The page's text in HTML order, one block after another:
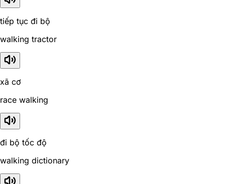
tiếp tục đi bộ
walking tractor
xã cơ
race walking
đi bộ tốc độ
walking dictionary